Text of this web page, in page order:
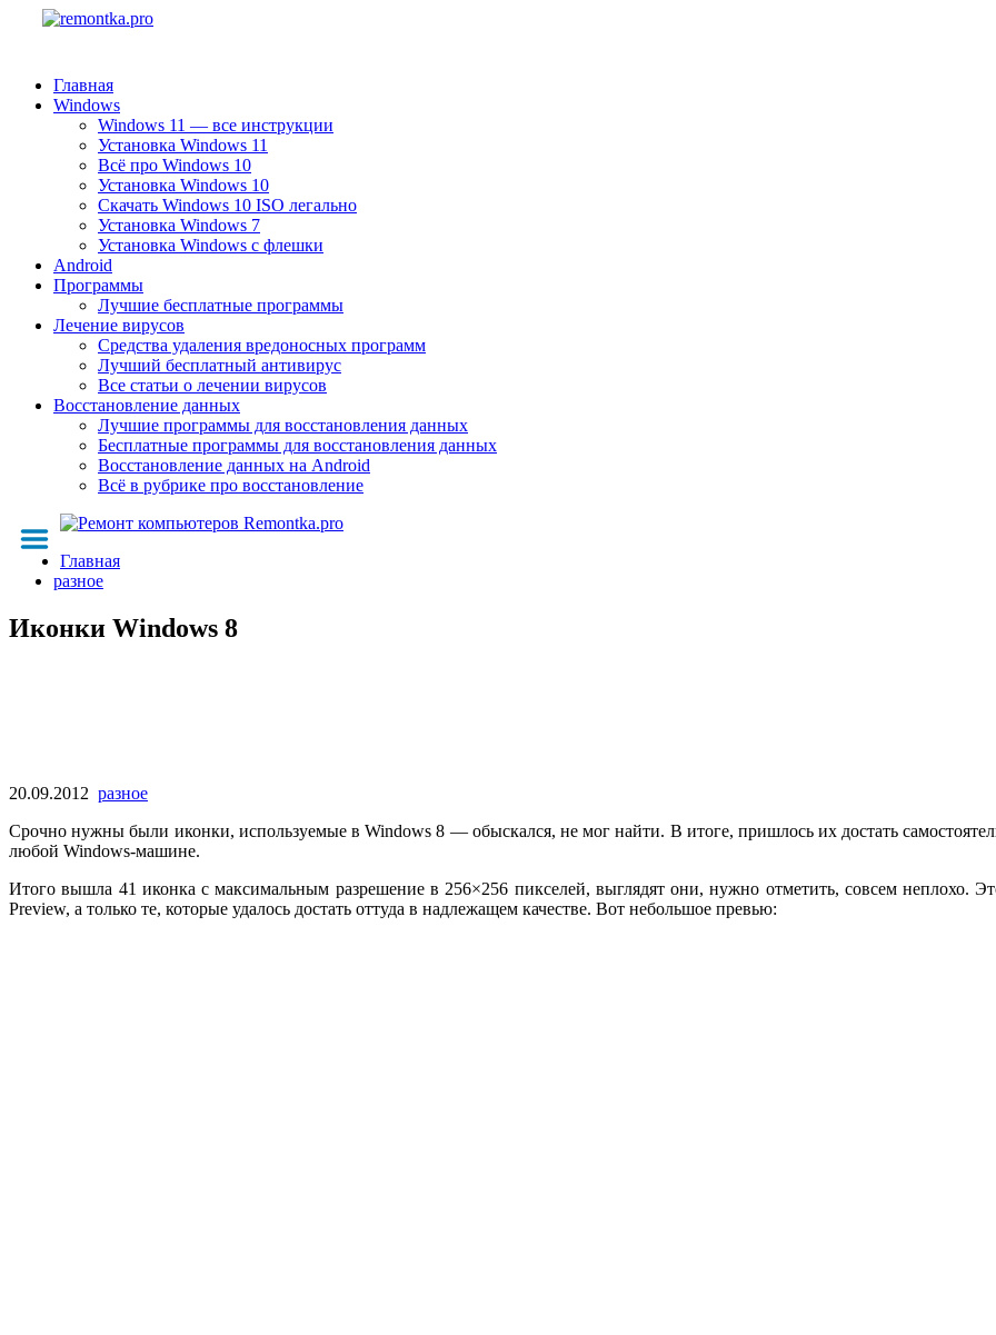
Главная
Windows
Windows 11 — все инструкции
Установка Windows 11
Всё про Windows 10
Установка Windows 10
Скачать Windows 10 ISO легально
Установка Windows 7
Установка Windows с флешки
Android
Программы
Лучшие бесплатные программы
Лечение вирусов
Средства удаления вредоносных программ
Лучший бесплатный антивирус
Все статьи о лечении вирусов
Восстановление данных
Лучшие программы для восстановления данных
Бесплатные программы для восстановления данных
Восстановление данных на Android
Всё в рубрике про восстановление
Главная
разное
Иконки Windows 8
20.09.2012 разное
Срочно нужны были иконки, используемые в Windows 8 — обыскался, не мог найти. В итоге, пришлось их достать
любой Windows-машине.
Итого вышла 41 иконка с максимальным разрешение в 256×256 пикселей, выглядят они, нужно отметить, совсем неплохо.
Preview, а только те, которые удалось достать оттуда в надлежащем качестве. Вот небольшое превью: